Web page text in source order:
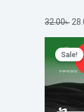
32.00৳
Sale!